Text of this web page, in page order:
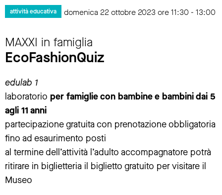
attività educativa domenica 22 ottobre 2023 ore 11:30 - 13:00
MAXXI in famiglia
EcoFashionQuiz
edulab 1
laboratorio per famiglie con bambine e bambini dai 5
agli 11 anni
partecipazione gratuita con prenotazione obbligatoria
fino ad esaurimento posti
al termine dell’attività l’adulto accompagnatore potrà
ritirare in biglietteria il biglietto gratuito per visitare il
Museo